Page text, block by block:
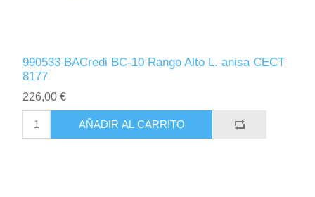
990533 BACredi BC-10 Rango Alto L. anisa CECT
8177
226,00 €
AÑADIR AL CARRITO